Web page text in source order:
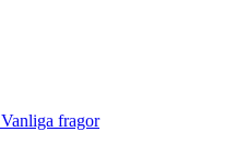
Vanliga fragor